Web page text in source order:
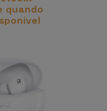
quando